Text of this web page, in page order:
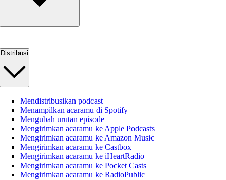
Distribusi
Mendistribusikan podcast
Menampilkan acaramu di Spotify
Mengubah urutan episode
Mengirimkan acaramu ke Apple Podcasts
Mengirimkan acaramu ke Amazon Music
Mengirimkan acaramu ke Castbox
Mengirimkan acaramu ke iHeartRadio
Mengirimkan acaramu ke Pocket Casts
Mengirimkan acaramu ke RadioPublic